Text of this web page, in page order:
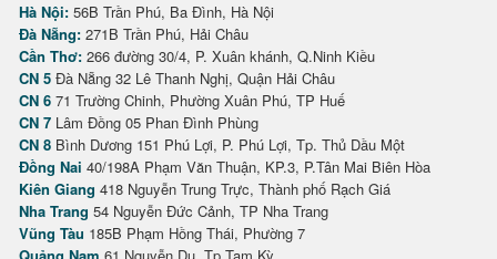
Hà Nội: 56B Trần Phú, Ba Đình, Hà Nội
Đà Nẵng: 271B Trần Phú, Hải Châu
Cần Thơ: 266 đường 30/4, P. Xuân khánh, Q.Ninh Kiều
CN 5 Đà Nẵng 32 Lê Thanh Nghị, Quận Hải Châu
CN 6 71 Trường Chinh, Phường Xuân Phú, TP Huế
CN 7 Lâm Đồng 05 Phan Đình Phùng
CN 8 Bình Dương 151 Phú Lợi, P. Phú Lợi, Tp. Thủ Dầu Một
Đồng Nai 40/198A Phạm Văn Thuận, KP.3, P.Tân Mai Biên Hòa
Kiên Giang 418 Nguyễn Trung Trực, Thành phố Rạch Giá
Nha Trang 54 Nguyễn Đức Cảnh, TP Nha Trang
Vũng Tàu 185B Phạm Hồng Thái, Phường 7